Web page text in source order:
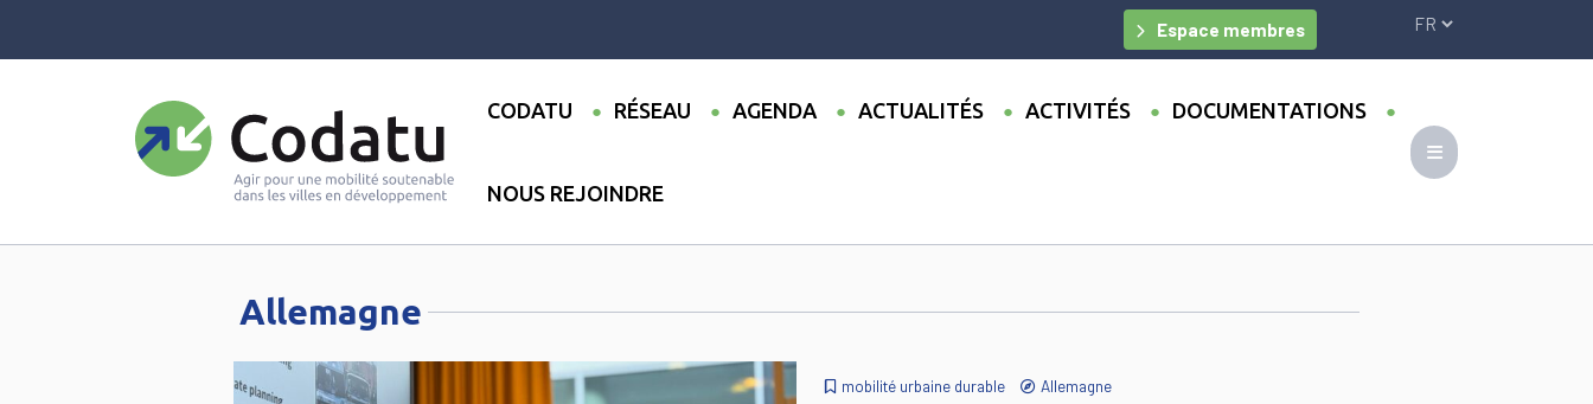
Espace membres
CODATU RÉSEAU AGENDA ACTUALITÉS ACTIVITÉS DOCUMENTATIONS
NOUS REJOINDRE
Allemagne
mobilité urbaine durable Allemagne